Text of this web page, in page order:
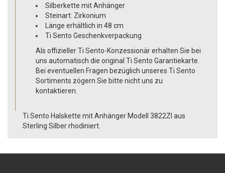
Silberkette mit Anhänger
Steinart: Zirkonium
Länge erhältlich in 48 cm
Ti Sento Geschenkverpackung
Als offizieller Ti Sento-Konzessionär erhalten Sie bei
uns automatisch die original Ti Sento Garantiekarte.
Bei eventuellen Fragen bezüglich unseres Ti Sento
Sortiments zögern Sie bitte nicht uns zu
kontaktieren.
Ti Sento Halskette mit Anhänger Modell 3822ZI aus
Sterling Silber rhodiniert.